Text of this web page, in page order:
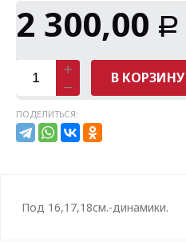
2 300,00 Р
В КОРЗИНУ
ПОДЕЛИТЬСЯ:
Под 16,17,18см.-динамики.